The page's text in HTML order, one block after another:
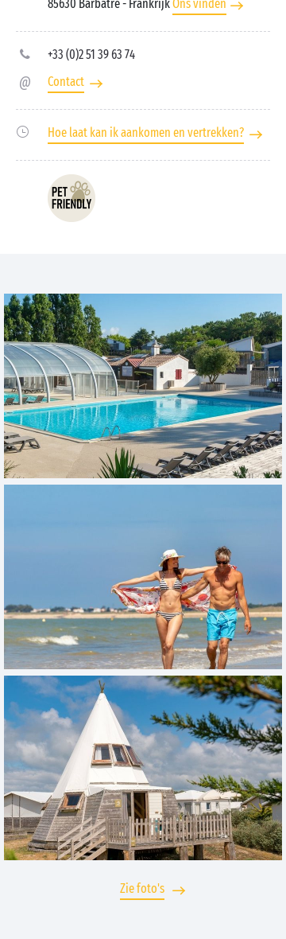
85630 Barbâtre- FrankrijkOns vinden
+33 (0)2 51 39 63 74
Contact
Hoe laat kan ik aankomen en vertrekken?
Zie foto's